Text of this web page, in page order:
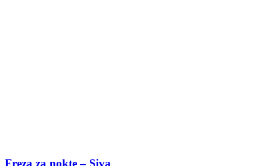
Freza za nokte – Siva